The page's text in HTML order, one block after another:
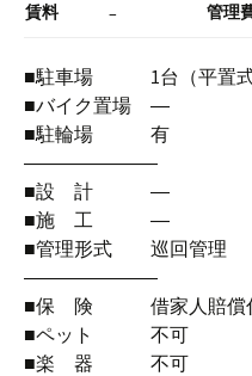
賃料 – 管理
■駐車場 1台（平置式
■バイク置場 ―
■駐輪場 有
―――――――
■設 計 ―
■施 工 ―
■管理形式 巡回管理
―――――――
■保 険 借家人賠償付
■ペット 不可
■楽 器 不可